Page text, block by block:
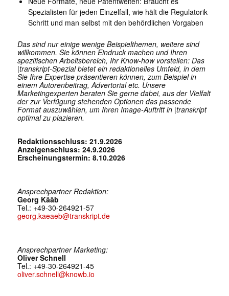
Spezialisten für jeden Einzelfall, wie hält die Regulatorik
Schritt und man selbst mit den behördlichen Vorgaben
Das sind nur einige wenige Beispielthemen, weitere sind
willkommen. Sie können Eindruck machen und Ihren
spezifischen Arbeitsbereich, Ihr Know-how vorstellen: Das
|transkript-Spezial bietet ein redaktionelles Umfeld, in dem
Sie Ihre Expertise präsentieren können, zum Beispiel in
einem Autorenbeitrag, Advertorial etc. Unsere
Marketingexperten beraten Sie gerne dabei, aus der Vielfalt
der zur Verfügung stehenden Optionen das passende
Format auszuwählen, um Ihren Image-Auftritt in |transkript
optimal zu plazieren.
Redaktionsschluss: 21.9.2026
Anzeigenschluss: 24.9.2026
Erscheinungstermin: 8.10.2026
Ansprechpartner Redaktion:
Georg Kääb
Tel.: +49-30-264921-57
georg.kaeaeb@transkript.de
Ansprechpartner Marketing:
Oliver Schnell
Tel.: +49-30-264921-45
oliver.schnell@knowb.io